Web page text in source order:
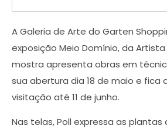
A Galeria de Arte do Garten
exposição Meio Domínio, da Artista
mostra apresenta obras em
sua abertura dia 18 de maio e fica
visitação até 11 de junho.
Nas telas, Poll expressa as